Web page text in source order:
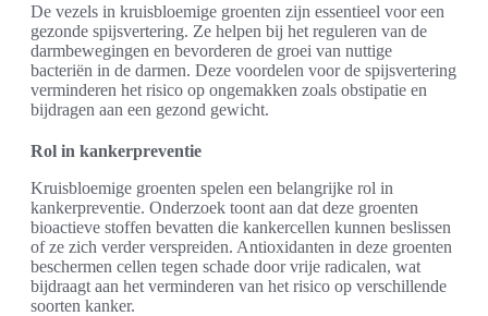
De vezels in kruisbloemige groenten zijn essentieel voor een
gezonde spijsvertering. Ze helpen bij het reguleren van de
darmbewegingen en bevorderen de groei van nuttige
bacteriën in de darmen. Deze voordelen voor de spijsvertering
verminderen het risico op ongemakken zoals obstipatie en
bijdragen aan een gezond gewicht.
Rol in kankerpreventie
Kruisbloemige groenten spelen een belangrijke rol in
kankerpreventie. Onderzoek toont aan dat deze groenten
bioactieve stoffen bevatten die kankercellen kunnen beslissen
of ze zich verder verspreiden. Antioxidanten in deze groenten
beschermen cellen tegen schade door vrije radicalen, wat
bijdraagt aan het verminderen van het risico op verschillende
soorten kanker.